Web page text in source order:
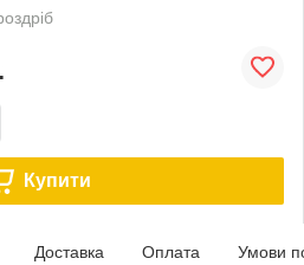
Купити
Доставка Оплата Умови